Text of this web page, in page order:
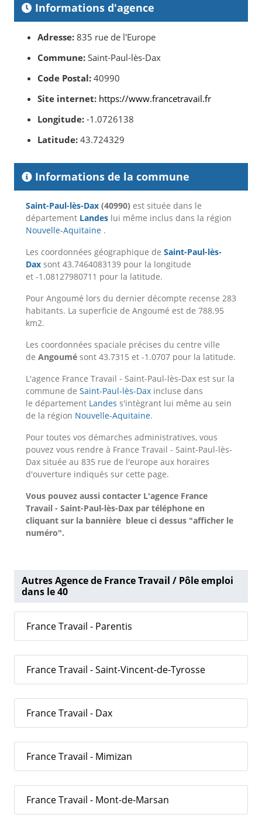
Informations d'agence
Adresse: 835 rue de l'Europe
Commune: Saint-Paul-lès-Dax
Code Postal: 40990
Site internet: https://www.francetravail.fr
Longitude: -1.0726138
Latitude: 43.724329
Informations de la commune
Saint-Paul-lès-Dax (40990) est située dans le
département Landes lui même inclus dans la région
Nouvelle-Aquitaine .
Les coordonnées géographique de Saint-Paul-lès-
Dax sont 43.7464083139 pour la longitude
et -1.08127980711 pour la latitude.
Pour Angoumé lors du dernier décompte recense 283
habitants. La superficie de Angoumé est de 788.95
km2.
Les coordonnées spaciale précises du centre ville
de Angoumé sont 43.7315 et -1.0707 pour la latitude.
L'agence France Travail - Saint-Paul-lès-Dax est sur la
commune de Saint-Paul-lès-Dax incluse dans
le département Landes s'intègrant lui même au sein
de la région Nouvelle-Aquitaine.
Pour toutes vos démarches administratives, vous
pouvez vous rendre à France Travail - Saint-Paul-lès-
Dax située au 835 rue de l'europe aux horaires
d'ouverture indiqués sur cette page.
Vous pouvez aussi contacter L'agence France
Travail - Saint-Paul-lès-Dax par téléphone en
cliquant sur la bannière bleue ci dessus "afficher le
numéro".
Autres Agence de France Travail / Pôle emploi
dans le 40
France Travail - Parentis
France Travail - Saint-Vincent-de-Tyrosse
France Travail - Dax
France Travail - Mimizan
France Travail - Mont-de-Marsan